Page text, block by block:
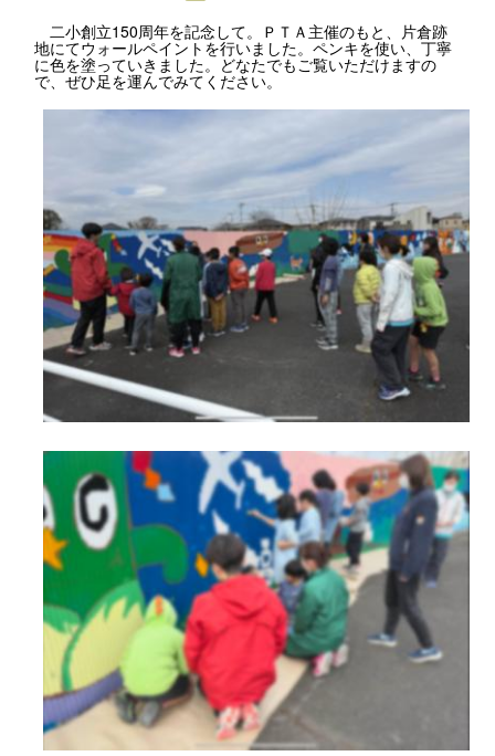
二小創立150周年を記念して。ＰＴＡ主催のもと、片倉跡
地にてウォールペイントを行いました。ペンキを使い、丁寧
に色を塗っていきました。どなたでもご覧いただけますの
で、ぜひ足を運んでみてください。